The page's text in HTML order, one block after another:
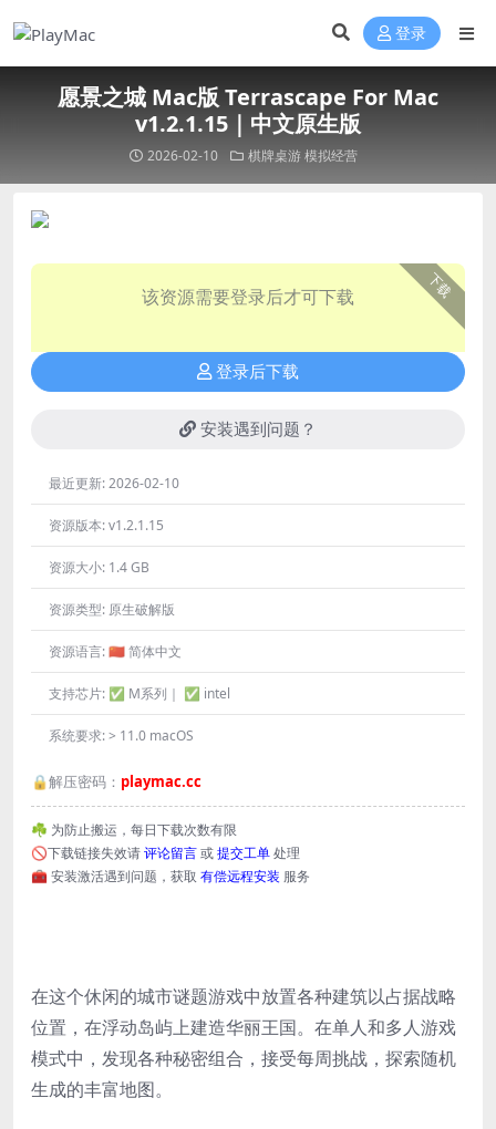
登录
愿景之城 Mac版 Terrascape For Mac
v1.2.1.15｜中文原生版
2026-02-10 棋牌桌游模拟经营
下载
该资源需要登录后才可下载
登录后下载
安装遇到问题？
最近更新:2026-02-10
资源版本:v1.2.1.15
资源大小: 1.4 GB
资源类型: 原生破解版
资源语言:🇨🇳 简体中文
支持芯片: ✅ M系列｜ ✅ intel
系统要求:> 11.0 macOS
🔒解压密码： playmac.cc
☘️ 为防止搬运，每日下载次数有限
🚫下载链接失效请评论留言或提交工单处理
🧰 安装激活遇到问题，获取 有偿远程安装 服务
在这个休闲的城市谜题游戏中放置各种建筑以占据战略
位置，在浮动岛屿上建造华丽王国。在单人和多人游戏
模式中，发现各种秘密组合，接受每周挑战，探索随机
生成的丰富地图。